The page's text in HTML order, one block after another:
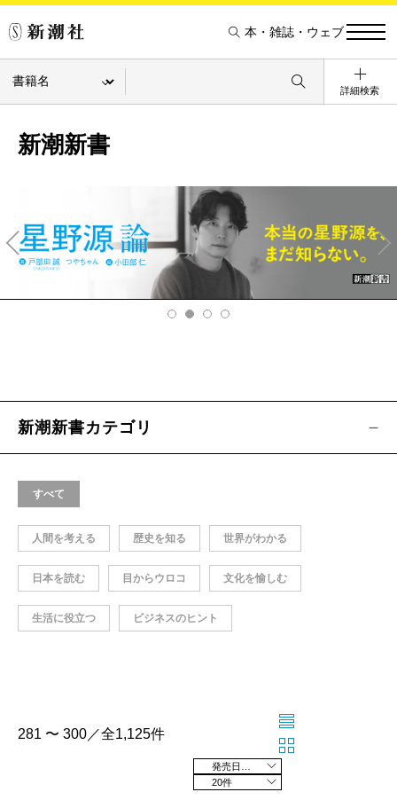
本・雑誌・ウェブ
詳細検索
新潮新書
v
Ne
xt
新潮新書カテゴリ
すべて
人間を考える 歴史を知る 世界がわかる
日本を読む 目からウロコ 文化を愉しむ
生活に役立つ ビジネスのヒント
281 〜 300／全1,125件
20件